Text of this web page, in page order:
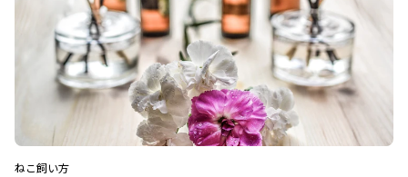
ねこ飼い方